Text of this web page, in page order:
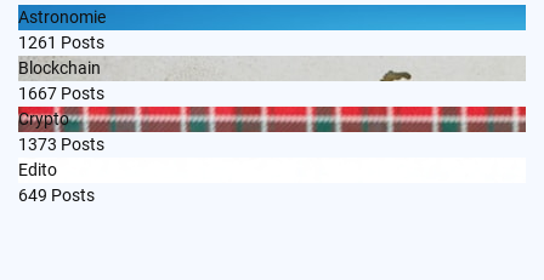
Astronomie
1261 Posts
Blockchain
1667 Posts
Crypto
1373 Posts
Edito
649 Posts